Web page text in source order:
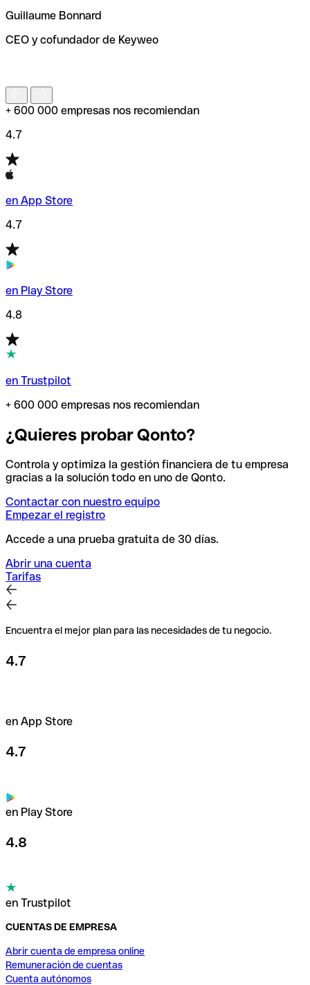
de enviar tu transferencia.
Guillaume Bonnard
CEO y cofundador de Keyweo
+ 600 000 empresas nos recomiendan
4.7
en App Store
4.7
en Play Store
4.8
en Trustpilot
+ 600 000 empresas nos recomiendan
¿Quieres probar Qonto?
Controla y optimiza la gestión financiera de tu empresa
gracias a la solución todo en uno de Qonto.
Contactar con nuestro equipo
Empezar el registro
Accede a una prueba gratuita de 30 días.
Abrir una cuenta
Tarifas
Encuentra el mejor plan para las necesidades de tu negocio.
4.7
en App Store
4.7
en Play Store
4.8
en Trustpilot
CUENTAS DE EMPRESA
Abrir cuenta de empresa online
Remuneración de cuentas
Cuenta autónomos